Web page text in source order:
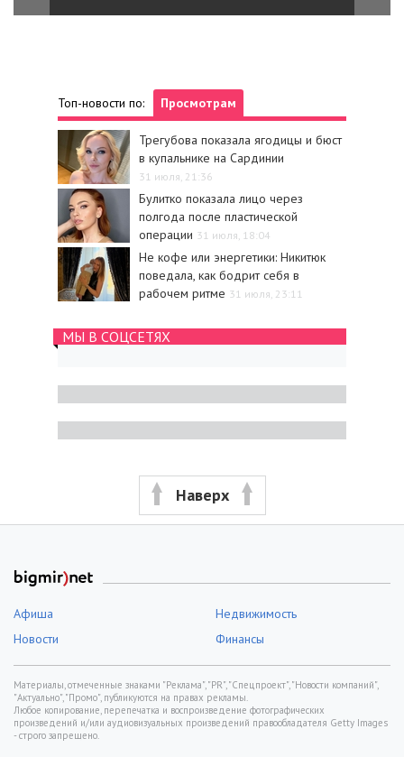
Топ-новости по: Просмотрам
Трегубова показала ягодицы и бюст
в купальнике на Сардинии
31 июля, 21:36
Булитко показала лицо через
полгода после пластической
операции 31 июля, 18:04
Не кофе или энергетики: Никитюк
поведала, как бодрит себя в
рабочем ритме 31 июля, 23:11
МЫ В СОЦСЕТЯХ
Наверх
Афиша
Недвижимость
Новости
Финансы
Материалы, отмеченные знаками "Реклама", "PR", "Спецпроект", "Новости компаний",
"Актуально", "Промо", публикуются на правах рекламы.
Любое копирование, перепечатка и воспроизведение фотографических
произведений и/или аудиовизуальных произведений правообладателя Getty Images
- строго запрещено.